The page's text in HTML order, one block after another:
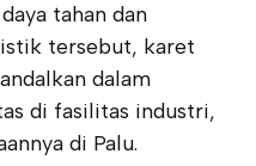
tahan dan
tersebut, karet
dalam
di fasilitas industri,
di Palu.